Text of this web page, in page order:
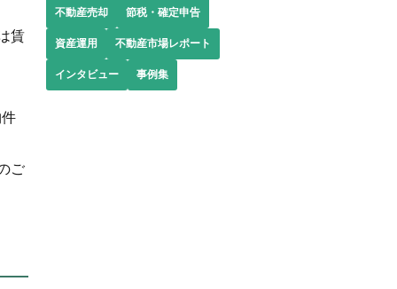
賃
ご
不動産売却 節税・確定申告
資産運用 不動産市場レポート
インタビュー 事例集